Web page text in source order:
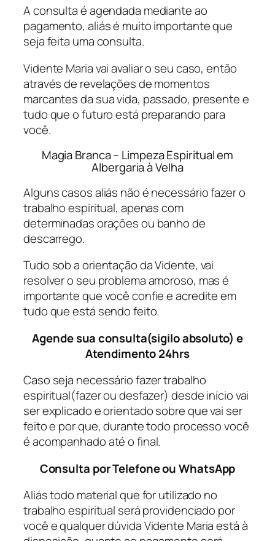
A consulta é agendada mediante ao
pagamento, aliás é muito importante que
seja feita uma consulta.
Vidente Maria vai avaliar o seu caso, então
através de revelações de momentos
marcantes da sua vida, passado, presente e
tudo que o futuro está preparando para
você.
Magia Branca – Limpeza Espiritual em
Albergaria à Velha
Alguns casos aliás não é necessário fazer o
trabalho espiritual, apenas com
determinadas orações ou banho de
descarrego.
Tudo sob a orientação da Vidente, vai
resolver o seu problema amoroso, mas é
importante que você confie e acredite em
tudo que está sendo feito.
Agende sua consulta(sigilo absoluto) e
Atendimento 24hrs
Caso seja necessário fazer trabalho
espiritual(fazer ou desfazer) desde início vai
ser explicado e orientado sobre que vai ser
feito e por que, durante todo processo você
é acompanhado até o final.
Consulta por Telefone ou WhatsApp
Aliás todo material que for utilizado no
trabalho espiritual será providenciado por
você e qualquer dúvida Vidente Maria está à